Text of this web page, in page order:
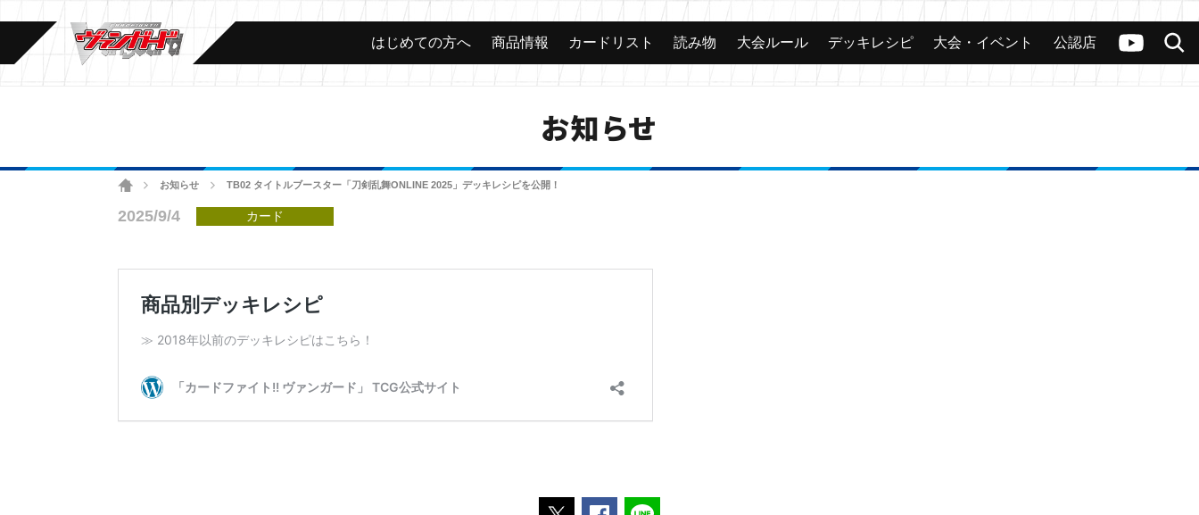
ヴァンガードch
検索
カード 大会 公認店舗 その他
はじめての方へ 商品情報 カードリスト 読み物 大会ルール デッキレシピ 大会・イベント 公認店
お知らせ
ホームお知らせ TB02 タイトルブースター「刀剣乱舞ONLINE 2025」デッキレシピを公開！
2025/9/4 カード
ポストするFacebookでシェアする